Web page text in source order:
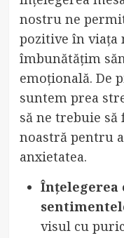
nostru ne
pozitive în viața
îmbunătățim
emoțională. De
suntem prea
să ne trebuie
noastră pentru
anxietatea.
visul cu